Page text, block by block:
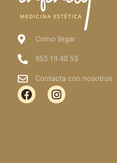
Como llegar
953 19 40 53
Contacta con nosotros